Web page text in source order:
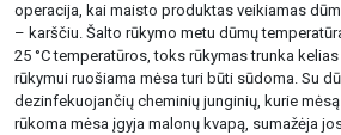
operacija, kai maisto produktas veikiamas
– karščiu. Šalto rūkymo metu dūmų
25 °C temperatūros, toks rūkymas trunka
rūkymui ruošiama mėsa turi būti sūdoma. Su
dezinfekuojančių cheminių junginių, kurie
rūkoma mėsa įgyja malonų kvapą, sumažėja